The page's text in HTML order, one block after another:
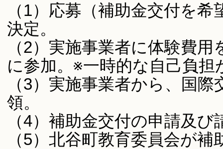
（1）応募（補助金交付を
決定。
（2）実施事業者に体験費
に参加。※一時的な自己負担
（3）実施事業者から、国
領。
（4）補助金交付の申請及び
（5）北谷町教育委員会が